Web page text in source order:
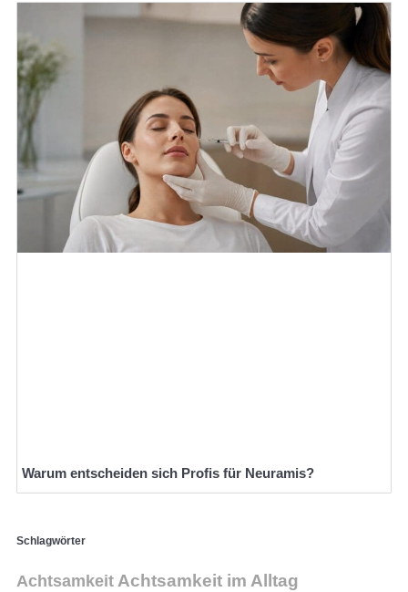
Warum entscheiden sich Profis für Neuramis?
Schlagwörter
AchtsamkeitAchtsamkeit im Alltag